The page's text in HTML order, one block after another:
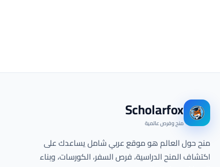
Scholarfox
منح وفرص عالمية
منح حول العالم هو موقع عربي شامل يساعدك على
اكتشاف المنح الدراسية، فرص السفر، الكورسات، وبناء